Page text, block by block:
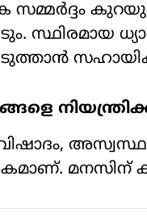
സമ്മർദ്ദം
സ്ഥിരമായ
വിഷാദം,
മനസിന്